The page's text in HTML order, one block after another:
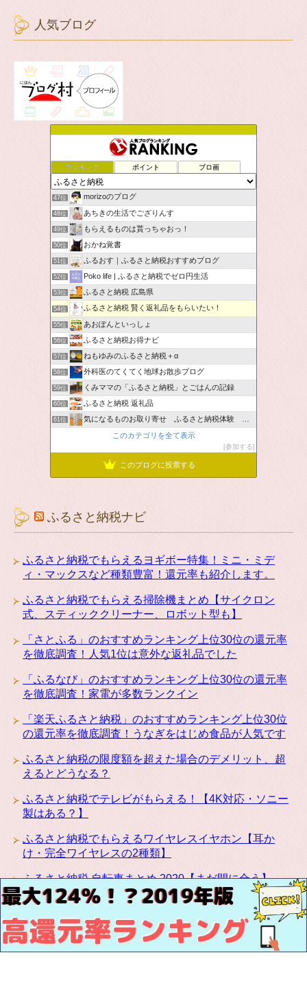
人気ブログ
ランキング ポイント ブロ画
47位 morizoのブログ
48位 あちきの生活でござりんす
49位 もらえるものは貰っちゃおっ！
50位 おかね覚書
51位 ふるおす｜ふるさと納税おすすめブログ
52位 Poko life | ふるさと納税でゼロ円生活
53位 ふるさと納税 広島県
54位 ふるさと納税 賢く返礼品をもらいたい！
55位 あおぽんといっしょ
56位 ふるさと納税お得ナビ
57位 ねもゆみのふるさと納税＋α
58位 外科医のてくてく地球お散歩ブログ
59位 くみママの「ふるさと納税」とごはんの記録
60位 ふるさと納税 返礼品
61位
気になるものお取り寄せ ふるさと納税体験 ＆ お薦め情報
このカテゴリを全て表示
参加する
このブログに投票する
ふるさと納税ナビ
ふるさと納税でもらえるヨギボー特集！ミニ・ミデ
ィ・マックスなど種類豊富！還元率も紹介します。
ふるさと納税でもらえる掃除機まとめ【サイクロン
式、スティッククリーナー、ロボット型も】
「さとふる」のおすすめランキング上位30位の還元率
を徹底調査！人気1位は意外な返礼品でした
「ふるなび」のおすすめランキング上位30位の還元率
を徹底調査！家電が多数ランクイン
「楽天ふるさと納税」のおすすめランキング上位30位
の還元率を徹底調査！うなぎをはじめ食品が人気です
ふるさと納税の限度額を超えた場合のデメリット、超
えるとどうなる？
ふるさと納税でテレビがもらえる！【4K対応・ソニー
製はある？】
ふるさと納税でもらえるワイヤレスイヤホン【耳か
け・完全ワイヤレスの2種類】
ふるさと納税 自転車まとめ 2020【まだ間に合う】
ふるさと納税にカリモクの高級家具が登場！椅子・テ
ーブル・ベッドなど種類豊富です